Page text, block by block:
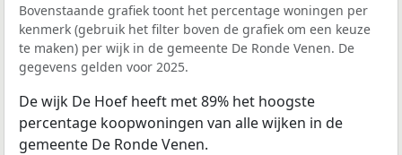
Bovenstaande grafiek toont het percentage woningen per
kenmerk (gebruik het filter boven de grafiek om een keuze
te maken) per wijk in de gemeente De Ronde Venen. De
gegevens gelden voor 2025.
De wijk De Hoef heeft met 89% het hoogste
percentage koopwoningen van alle wijken in de
gemeente De Ronde Venen.